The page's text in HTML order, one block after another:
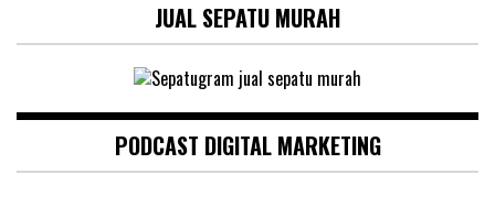
JUAL SEPATU MURAH
PODCAST DIGITAL MARKETING